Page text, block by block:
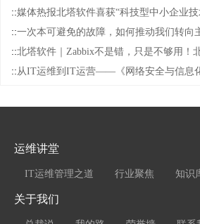
::媒体热报北塔软件喜获“科技型中小企业
::一次本可避免的故障，如何推动我们转向
::北塔软件｜Zabbix不是错，只是不够用！
::从IT运维到IT运营——《网络安全与信息
运维讲堂
IT运维管理之道 行业聚焦 知识
关于我们